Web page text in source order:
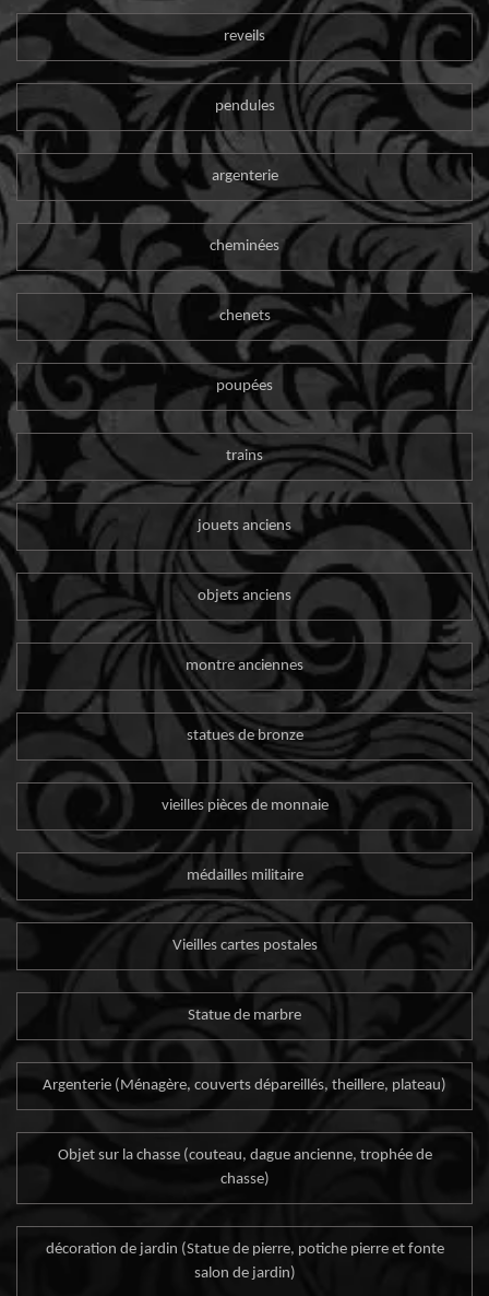
reveils
pendules
argenterie
cheminées
chenets
poupées
trains
jouets anciens
objets anciens
montre anciennes
statues de bronze
vieilles pièces de monnaie
médailles militaire
Vieilles cartes postales
Statue de marbre
Argenterie (Ménagère, couverts dépareillés, theillere, plateau)
Objet sur la chasse (couteau, dague ancienne, trophée de
chasse)
décoration de jardin (Statue de pierre, potiche pierre et fonte
salon de jardin)